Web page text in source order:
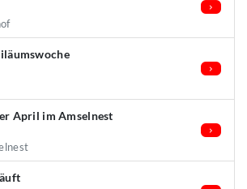
April im Amselnest